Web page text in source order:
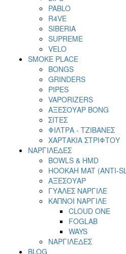
PABLO
R4VE
SIBERIA
SUPREME
VELO
SMOKE PLACE
BONGS
GRINDERS
PIPES
VAPORIZERS
ΑΞΕΣΟΥΑΡ BONG
ΣΙΤΕΣ
ΦΙΛΤΡΑ - ΤΖΙΒΑΝΕΣ
ΧΑΡΤΑΚΙΑ ΣΤΡΙΦΤΟΥ
ΝΑΡΓΙΛΕΔΕΣ
BOWLS & HMD
HOOKAH MAT (ANTI-
ΑΞΕΣΟΥΑΡ
ΓΥΑΛΕΣ ΝΑΡΓΙΛΕ
ΚΑΠΝΟΙ ΝΑΡΓΙΛΕ
CLOUD ONE
FOGLAB
WAYS
ΝΑΡΓΙΛΕΔΕΣ
BLOG